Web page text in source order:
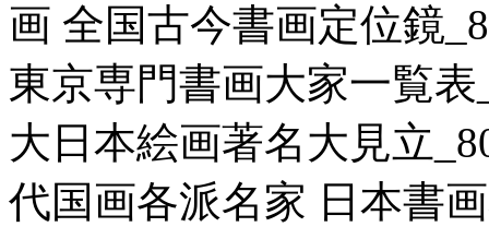
画 全国古今書画定位鏡
東京専門書画大家一覧表
大日本絵画著名大見立
代国画各派名家 日本書